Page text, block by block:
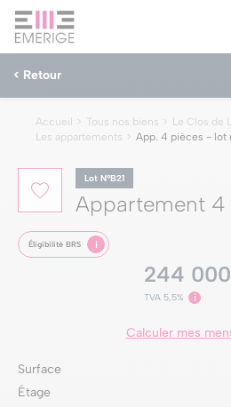
< Retour
Accueil Tous nos biens
Le Clos de
Les appartements
App. 4 pièces - lot
Appartement 4
Lot NºB21
Éligibilité BRS i
244
TVA 5,5% i
Calculer mes
Surface
Étage